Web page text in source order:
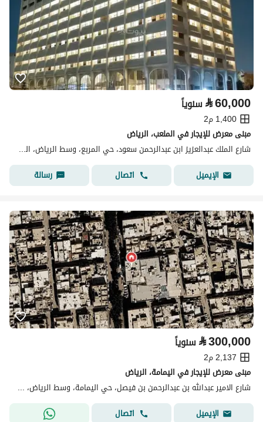
⃁60,000 سنوياً
1,400 م2
مبنى معرض للإيجار في الملعب، الرياض
شارع الملك عبدالعزيز ابن عبدالرحمن سعود، حي المربع، وسط الرياض، الرياض
الإيميل
اتصال رسالة
⃁300,000 سنوياً
2,137 م2
مبنى معرض للإيجار في اليمامة، الرياض
شارع الامير عبدالله بن عبدالرحمن بن فيصل، حي اليمامة، وسط الرياض، الرياض
الإيميل
اتصال